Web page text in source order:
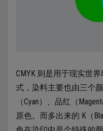
CMYK 则是用于现实世
式，染料主要也由三个
（Cyan）、品红（
原色。而多出来的 K（